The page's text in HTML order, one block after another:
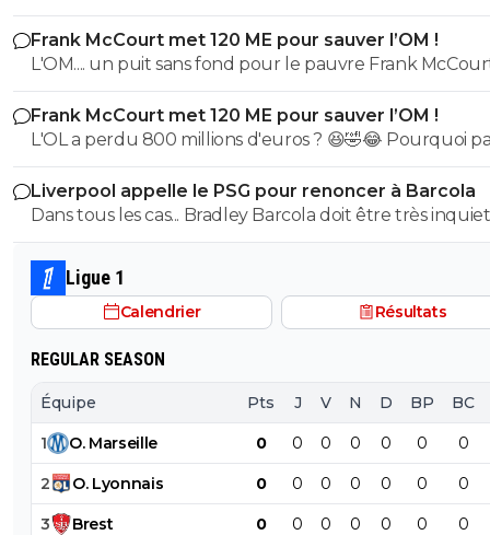
etait top mais depuis quelques match etait en dessus.
et bon vent a lui pour le reste de sa carrière ...
Frank McCourt met 120 ME pour sauver l’OM !
L'OM.... un puit sans fond pour le pauvre Frank
Frank McCourt met 120 ME pour sauver l’OM !
L'OL a perdu 800 millions d'euros ? 😆🤣😂 Pourquoi pas un
milliard tant que tu y es ! ^^
Liverpool appelle le PSG pour renoncer à Barcola
Dans tous les cas... Bradley Barcola doit être très inquiet.
qui est vraiment compréhensible lorsque l'on sait
le PSG a traiter Kylian Mbappé lorsqu'il avait voulu
PSG.
Ligue 1
Calendrier Résultats
REGULAR SEASON
Équipe Pts J V N D BP BC
1 O. Marseille 0 0 0 0 0 0 0
2 O. Lyonnais 0 0 0 0 0 0 0
3 Brest 0 0 0 0 0 0 0